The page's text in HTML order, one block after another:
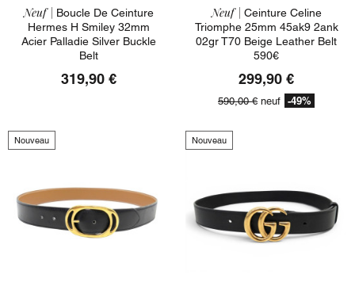
Neuf | Boucle De Ceinture
Hermes H Smiley 32mm
Acier Palladie Silver Buckle
Belt
319,90 €
Neuf | Ceinture Celine
Triomphe 25mm 45ak9 2ank
02gr T70 Beige Leather Belt
590€
299,90 €
590,00 € neuf -49%
Nouveau Nouveau